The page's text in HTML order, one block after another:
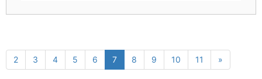
2 3 4 5 6 7 8 9 10 11 »